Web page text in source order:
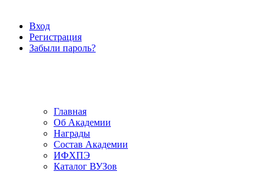
Вход
Регистрация
Забыли пароль?
Главная
Об Академии
Награды
Состав Академии
ИФХПЭ
Каталог ВУЗов